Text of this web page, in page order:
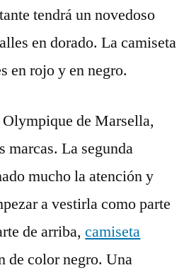
tendrá un novedoso
en dorado. La camiseta
en rojo y en negro.
de Marsella,
marcas. La segunda
mucho la atención y
a vestirla como parte
de arriba,camiseta
de color negro. Una